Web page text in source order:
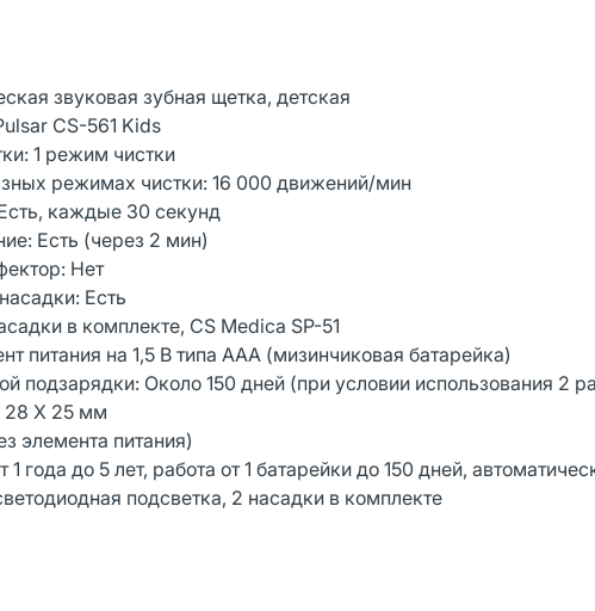
звуковая зубная щетка, детская
CS-561 Kids
1 режим чистки
режимах чистки: 16 000 движений/мин
каждые 30 секунд
Есть (через 2 мин)
Нет
Есть
в комплекте, CS Medica SP-51
питания на 1,5 В типа AAA (мизинчиковая батарейка)
подзарядки: Около 150 дней (при условии использования 2
28 X 25 мм
элемента питания)
года до 5 лет, работа от 1 батарейки до 150 дней,
подсветка, 2 насадки в комплекте